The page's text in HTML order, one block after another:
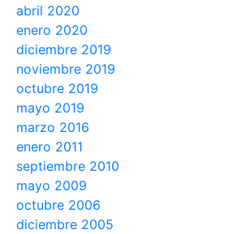
abril 2020
enero 2020
diciembre 2019
noviembre 2019
octubre 2019
mayo 2019
marzo 2016
enero 2011
septiembre 2010
mayo 2009
octubre 2006
diciembre 2005